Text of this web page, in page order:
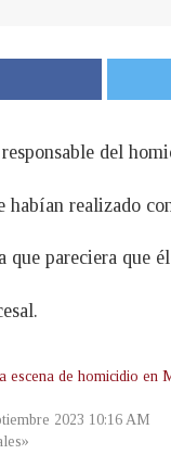
del
habían realizado
que pareciera que
escena de homicidio en
2023 10:16 AM